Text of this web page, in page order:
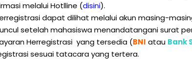
melalui Hotlline (disini).
dapat dilihat melalui akun masing-
setelah mahasiswa menandatangani surat
Herregistrasi yang tersedia (BNI atau Bank
sesuai tatacara yang tertera.